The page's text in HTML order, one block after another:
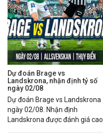
Dự đoán Brage vs
Landskrona, nhận định tỷ số
ngày 02/08
Dự đoán Brage vs Landskrona
ngày 02/08. Nhận định
Landskrona được đánh giá cao